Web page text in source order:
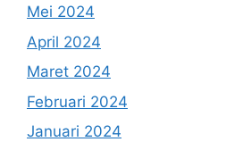
Mei 2024
April 2024
Maret 2024
Februari 2024
Januari 2024